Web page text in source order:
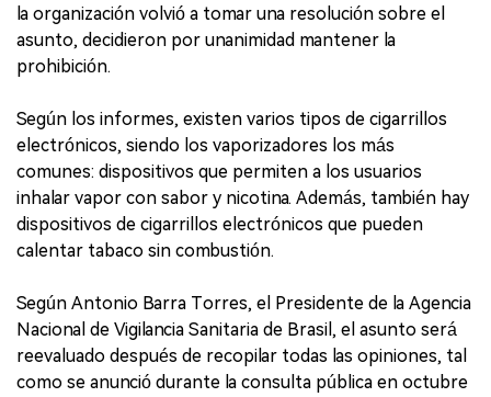
la organización volvió a tomar una resolución sobre el
asunto, decidieron por unanimidad mantener la
prohibición.
Según los informes, existen varios tipos de cigarrillos
electrónicos, siendo los vaporizadores los más
comunes: dispositivos que permiten a los usuarios
inhalar vapor con sabor y nicotina. Además, también hay
dispositivos de cigarrillos electrónicos que pueden
calentar tabaco sin combustión.
Según Antonio Barra Torres, el Presidente de la Agencia
Nacional de Vigilancia Sanitaria de Brasil, el asunto será
reevaluado después de recopilar todas las opiniones, tal
como se anunció durante la consulta pública en octubre